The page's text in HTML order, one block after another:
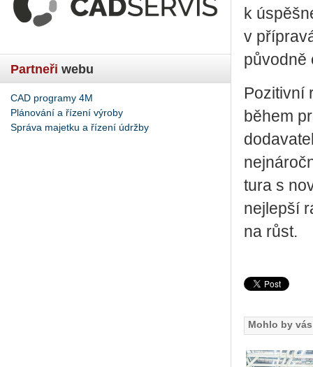
Partneři webu
CAD programy 4M
Plánování a řízení výroby
Správa majetku a řízení údržby
k
v
pů­vod­ně
Po­zi­tiv­ní
během
tu­ra s
nej­lep­ší
na růst.
Mohlo by